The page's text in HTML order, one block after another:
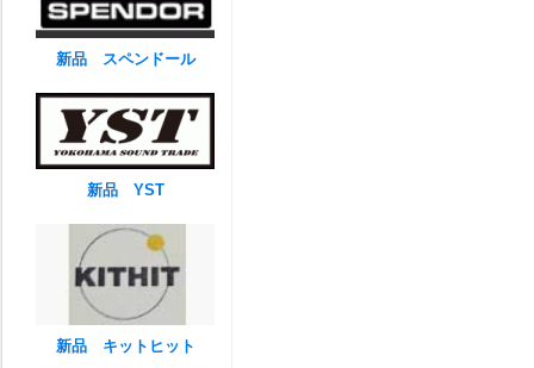
新品 スペンドール
新品 YST
新品 キットヒット